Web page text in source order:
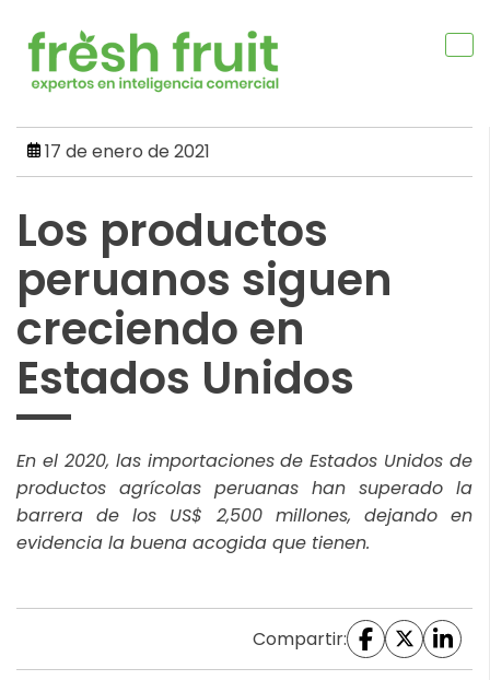
content
17 de enero de 2021
Los productos
peruanos siguen
creciendo en
Estados Unidos
En el 2020, las importaciones de Estados Unidos de
productos agrícolas peruanas han superado la
barrera de los US$ 2,500 millones, dejando en
evidencia la buena acogida que tienen.
Compartir: